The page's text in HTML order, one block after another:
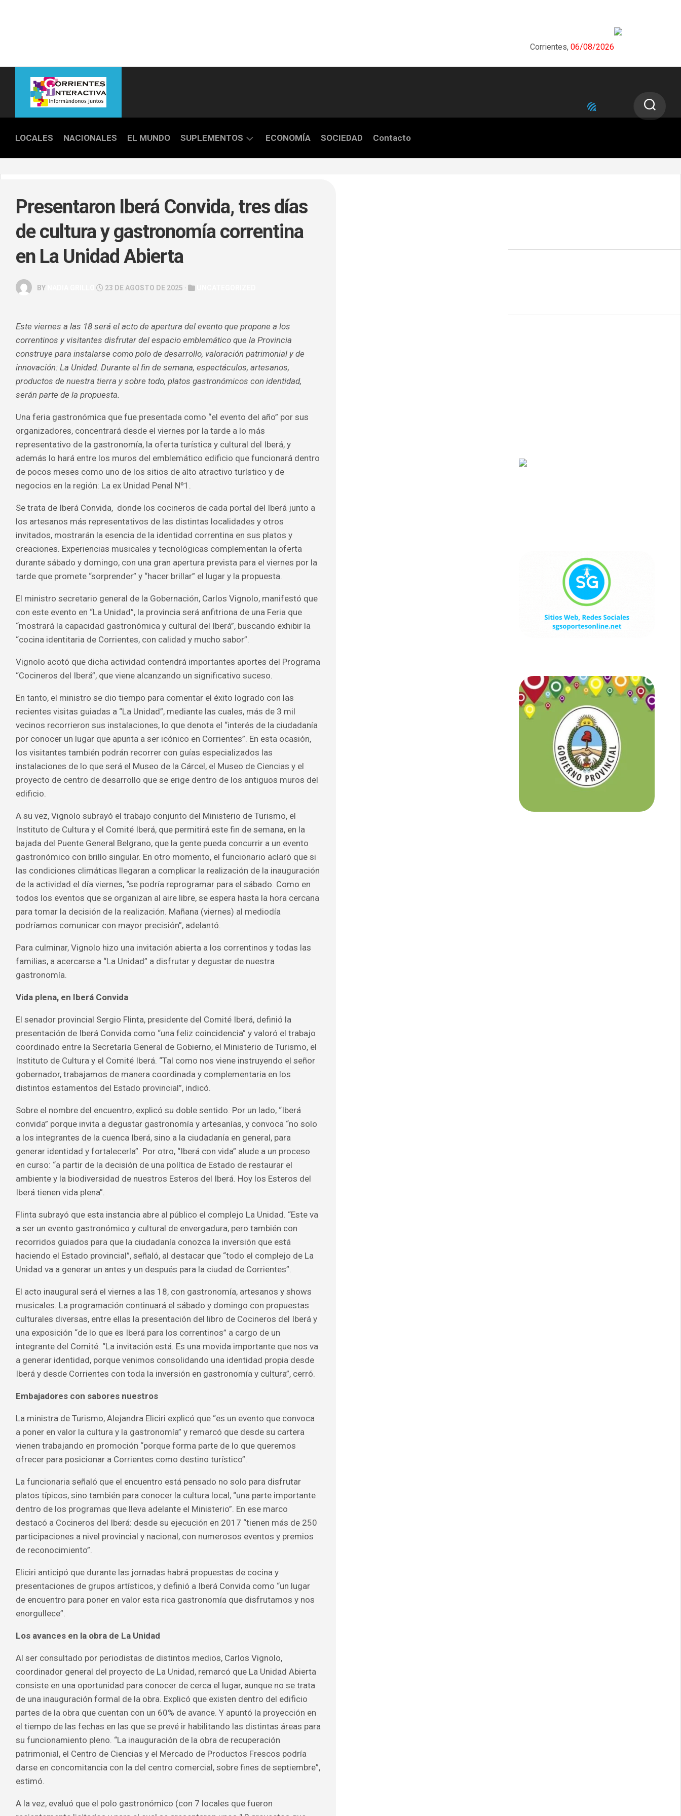
Corrientes, 06/08/2026
LOCALES NACIONALES EL MUNDO SUPLEMENTOS
DEPORTES
GALERÍA
&
BELLEZA
ECONOMÍA SOCIEDAD Contacto
Presentaron Iberá Convida, tres días
de cultura y gastronomía correntina
en La Unidad Abierta
BY 23 DE AGOSTO DE 2025 ·
Este viernes a las 18 será el acto de apertura del evento que propone a los
correntinos y visitantes disfrutar del espacio emblemático que la Provincia
construye para instalarse como polo de desarrollo, valoración patrimonial y de
innovación: La Unidad. Durante el fin de semana, espectáculos, artesanos,
productos de nuestra tierra y sobre todo, platos gastronómicos con identidad,
serán parte de la propuesta.
Una feria gastronómica que fue presentada como “el evento del año” por sus
organizadores, concentrará desde el viernes por la tarde a lo más
representativo de la gastronomía, la oferta turística y cultural del Iberá, y
además lo hará entre los muros del emblemático edificio que funcionará dentro
de pocos meses como uno de los sitios de alto atractivo turístico y de
negocios en la región: La ex Unidad Penal Nº1.
Se trata de Iberá Convida, donde los cocineros de cada portal del Iberá junto a
los artesanos más representativos de las distintas localidades y otros
invitados, mostrarán la esencia de la identidad correntina en sus platos y
creaciones. Experiencias musicales y tecnológicas complementan la oferta
durante sábado y domingo, con una gran apertura prevista para el viernes por la
tarde que promete “sorprender” y “hacer brillar” el lugar y la propuesta.
El ministro secretario general de la Gobernación, Carlos Vignolo, manifestó que
con este evento en “La Unidad”, la provincia será anfitriona de una Feria que
“mostrará la capacidad gastronómica y cultural del Iberá”, buscando exhibir la
“cocina identitaria de Corrientes, con calidad y mucho sabor”.
Vignolo acotó que dicha actividad contendrá importantes aportes del Programa
“Cocineros del Iberá”, que viene alcanzando un significativo suceso.
En tanto, el ministro se dio tiempo para comentar el éxito logrado con las
recientes visitas guiadas a “La Unidad”, mediante las cuales, más de 3 mil
vecinos recorrieron sus instalaciones, lo que denota el “interés de la ciudadanía
por conocer un lugar que apunta a ser icónico en Corrientes”. En esta ocasión,
los visitantes también podrán recorrer con guías especializados las
instalaciones de lo que será el Museo de la Cárcel, el Museo de Ciencias y el
proyecto de centro de desarrollo que se erige dentro de los antiguos muros del
edificio.
A su vez, Vignolo subrayó el trabajo conjunto del Ministerio de Turismo, el
Instituto de Cultura y el Comité Iberá, que permitirá este fin de semana, en la
bajada del Puente General Belgrano, que la gente pueda concurrir a un evento
gastronómico con brillo singular. En otro momento, el funcionario aclaró que si
las condiciones climáticas llegaran a complicar la realización de la inauguración
de la actividad el día viernes, “se podría reprogramar para el sábado. Como en
todos los eventos que se organizan al aire libre, se espera hasta la hora cercana
para tomar la decisión de la realización. Mañana (viernes) al mediodía
podríamos comunicar con mayor precisión”, adelantó.
Para culminar, Vignolo hizo una invitación abierta a los correntinos y todas las
familias, a acercarse a “La Unidad” a disfrutar y degustar de nuestra
gastronomía.
Vida plena, en Iberá Convida
El senador provincial Sergio Flinta, presidente del Comité Iberá, definió la
presentación de Iberá Convida como “una feliz coincidencia” y valoró el trabajo
coordinado entre la Secretaría General de Gobierno, el Ministerio de Turismo, el
Instituto de Cultura y el Comité Iberá. “Tal como nos viene instruyendo el señor
gobernador, trabajamos de manera coordinada y complementaria en los
distintos estamentos del Estado provincial”, indicó.
Sobre el nombre del encuentro, explicó su doble sentido. Por un lado, “Iberá
convida” porque invita a degustar gastronomía y artesanías, y convoca “no solo
a los integrantes de la cuenca Iberá, sino a la ciudadanía en general, para
generar identidad y fortalecerla”. Por otro, “Iberá con vida” alude a un proceso
en curso: “a partir de la decisión de una política de Estado de restaurar el
ambiente y la biodiversidad de nuestros Esteros del Iberá. Hoy los Esteros del
Iberá tienen vida plena”.
Flinta subrayó que esta instancia abre al público el complejo La Unidad. “Este va
a ser un evento gastronómico y cultural de envergadura, pero también con
recorridos guiados para que la ciudadanía conozca la inversión que está
haciendo el Estado provincial”, señaló, al destacar que “todo el complejo de La
Unidad va a generar un antes y un después para la ciudad de Corrientes”.
El acto inaugural será el viernes a las 18, con gastronomía, artesanos y shows
musicales. La programación continuará el sábado y domingo con propuestas
culturales diversas, entre ellas la presentación del libro de Cocineros del Iberá y
una exposición “de lo que es Iberá para los correntinos” a cargo de un
integrante del Comité. “La invitación está. Es una movida importante que nos va
a generar identidad, porque venimos consolidando una identidad propia desde
Iberá y desde Corrientes con toda la inversión en gastronomía y cultura”, cerró.
Embajadores con sabores nuestros
La ministra de Turismo, Alejandra Eliciri explicó que “es un evento que convoca
a poner en valor la cultura y la gastronomía” y remarcó que desde su cartera
vienen trabajando en promoción “porque forma parte de lo que queremos
ofrecer para posicionar a Corrientes como destino turístico”.
La funcionaria señaló que el encuentro está pensado no solo para disfrutar
platos típicos, sino también para conocer la cultura local, “una parte importante
dentro de los programas que lleva adelante el Ministerio”. En ese marco
destacó a Cocineros del Iberá: desde su ejecución en 2017 “tienen más de 250
participaciones a nivel provincial y nacional, con numerosos eventos y premios
de reconocimiento”.
Eliciri anticipó que durante las jornadas habrá propuestas de cocina y
presentaciones de grupos artísticos, y definió a Iberá Convida como “un lugar
de encuentro para poner en valor esta rica gastronomía que disfrutamos y nos
enorgullece”.
Los avances en la obra de La Unidad
Al ser consultado por periodistas de distintos medios, Carlos Vignolo,
coordinador general del proyecto de La Unidad, remarcó que La Unidad Abierta
consiste en una oportunidad para conocer de cerca el lugar, aunque no se trata
de una inauguración formal de la obra. Explicó que existen dentro del edificio
partes de la obra que cuentan con un 60% de avance. Y apuntó la proyección en
el tiempo de las fechas en las que se prevé ir habilitando las distintas áreas para
su funcionamiento pleno. “La inauguración de la obra de recuperación
patrimonial, el Centro de Ciencias y el Mercado de Productos Frescos podría
darse en concomitancia con la del centro comercial, sobre fines de septiembre”,
estimó.
A la vez, evaluó que el polo gastronómico (con 7 locales que fueron